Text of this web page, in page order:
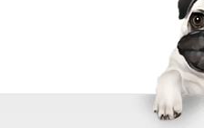
Показатели
сырой протеин – 28%,
сырая клетчатка – 3,0%,